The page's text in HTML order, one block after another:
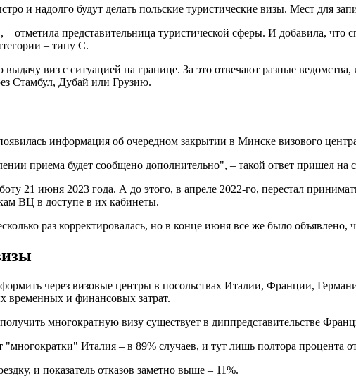
и надолго будут делать польские туристические визы. Мест для
отметила представительница туристической сферы. И добавила, что
– типу C.
виз с ситуацией на границе. За это отвечают разные
Стамбул, Дубай или Грузию.
информация об очередном закрытии в Минске визового
приема будет сообщено дополнительно", – такой ответ пришел на
21 июня 2023 года. А до этого, в апреле 2022-го, перестал
ВЦ в доступе в их кабинеты.
раз корректировалась, но в конце июня все же было
через визовые центры в посольствах Италии, Франции,
временных и финансовых затрат.
многократную визу существует в диппредставительстве
Италия – в 89% случаев, и тут лишь полтора процента
и показатель отказов заметно выше – 11%.